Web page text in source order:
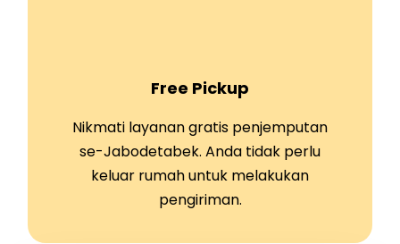
Free Pickup
Nikmati layanan gratis penjemputan
se-Jabodetabek. Anda tidak perlu
keluar rumah untuk melakukan
pengiriman.